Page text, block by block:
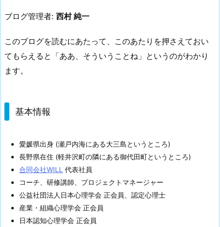
ブログ管理者: 西村 純一
このブログを読むにあたって、このあたりを押さえておい
てもらえると「ああ、そういうことね」というのがわかり
ます。
基本情報
愛媛県出身 (瀬戸内海にある大三島というところ)
長野県在住 (軽井沢町の隣にある御代田町というところ)
合同会社WILL 代表社員
コーチ、研修講師、プロジェクトマネージャー
公益社団法人日本心理学会 正会員、認定心理士
産業・組織心理学会 正会員
日本認知心理学会 正会員